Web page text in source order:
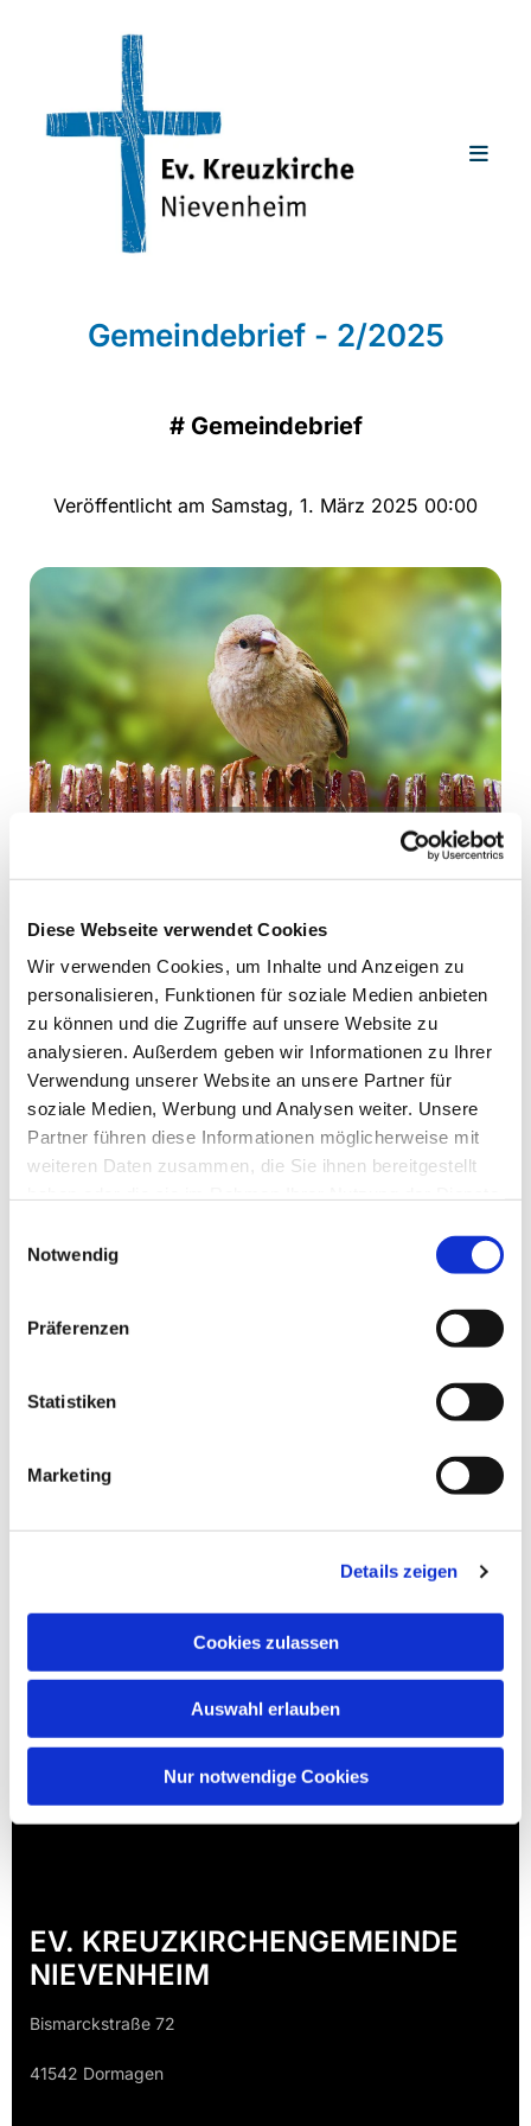
Diese Webseite verwendet Cookies
Wir verwenden Cookies, um Inhalte und Anzeigen zu
personalisieren, Funktionen für soziale Medien anbieten
zu können und die Zugriffe auf unsere Website zu
analysieren. Außerdem geben wir Informationen zu Ihrer
Verwendung unserer Website an unsere Partner für
soziale Medien, Werbung und Analysen weiter. Unsere
Partner führen diese Informationen möglicherweise mit
weiteren Daten zusammen, die Sie ihnen bereitgestellt
Notwendig
Präferenzen
Statistiken
Marketing
Details zeigen
Cookies zulassen
Auswahl erlauben
Nur notwendige Cookies
Gemeindebrief - 2/2025
# Gemeindebrief
Veröffentlicht am Samstag, 1. März 2025 00:00
März bis Mai 2025
Dies könnte Sie auch
interessieren
EV. KREUZKIRCHENGEMEINDE
NIEVENHEIM
Bismarckstraße 72
41542 Dormagen